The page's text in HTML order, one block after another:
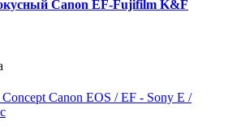
Canon EF-Fujifilm K&F